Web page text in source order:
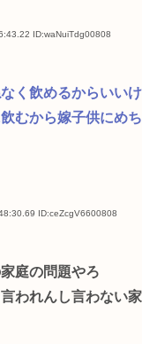
ID:waNuiTdg00808
く飲めるからいい
むから嫁子供にめ
ID:ceZcgV6600808
庭の問題やろ
われんし言わない